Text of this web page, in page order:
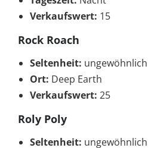
Verkaufswert: 15
Rock Roach
Seltenheit: ungewöhnlich
Ort: Deep Earth
Verkaufswert: 25
Roly Poly
Seltenheit: ungewöhnlich